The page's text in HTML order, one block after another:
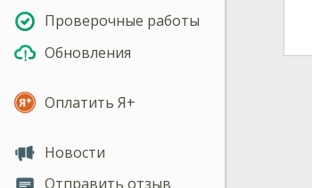
Проверочные работы
Обновления
Оплатить Я+
Новости
Отправить отзыв